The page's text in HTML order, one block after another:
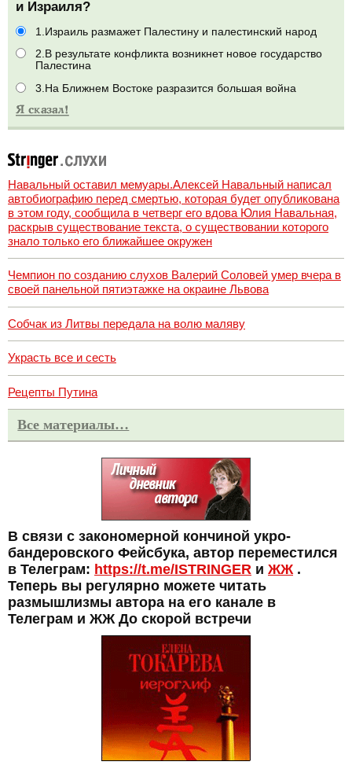
и Израиля?
1.Израиль размажет Палестину и палестинский народ
2.В результате конфликта возникнет новое государство
Палестина
3.На Ближнем Востоке разразится большая война
Навальный оставил мемуары.Алексей Навальный написал
автобиографию перед смертью, которая будет опубликована
в этом году, сообщила в четверг его вдова Юлия Навальная,
раскрыв существование текста, о существовании которого
знало только его ближайшее окружен
Чемпион по созданию слухов Валерий Соловей умер вчера в
своей панельной пятиэтажке на окраине Львова
Собчак из Литвы передала на волю маляву
Украсть все и сесть
Рецепты Путина
Все материалы…
В связи с закономерной кончиной укро-
бандеровского Фейсбука, автор переместился
в Телеграм: https://t.me/ISTRINGER и ЖЖ.
Теперь вы регулярно можете читать
размышлизмы автора на его канале в
Телеграм и ЖЖ До скорой встречи